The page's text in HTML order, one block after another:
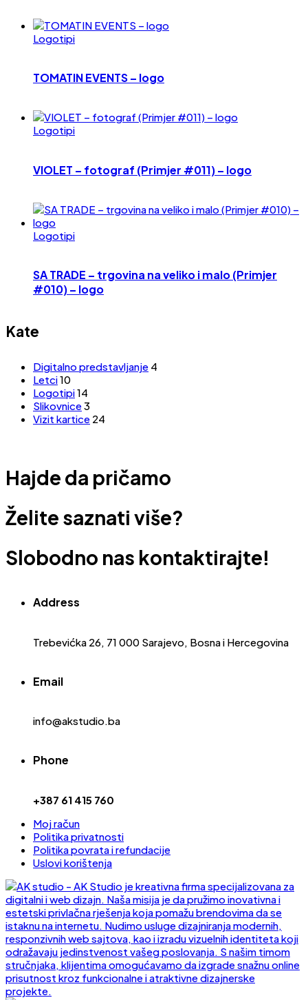
Logotipi
TOMATIN EVENTS – logo
Logotipi
VIOLET – fotograf (Primjer #011) – logo
Logotipi
SA TRADE – trgovina na veliko i malo (Primjer
#010) – logo
Kate
Digitalno predstavljanje 4
Letci10
Logotipi14
Slikovnice3
Vizit kartice 24
Hajde da pričamo
Želite saznati više?
Slobodno nas kontaktirajte!
Address
Trebevićka 26, 71 000 Sarajevo, Bosna i Hercegovina
Email
info@akstudio.ba
Phone
+387 61 415 760
Moj račun
Politika privatnosti
Politika povrata i refundacije
Uslovi korištenja